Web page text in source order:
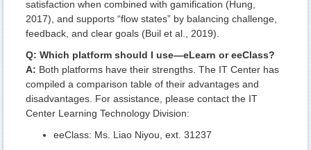
satisfaction when combined with gamification (Hung,
2017), and supports “flow states” by balancing challenge,
feedback, and clear goals (Buil et al., 2019).
Q: Which platform should I use—eLearn or eeClass?
A: Both platforms have their strengths. The IT Center has
compiled a comparison table of their advantages and
disadvantages. For assistance, please contact the IT
Center Learning Technology Division:
eeClass: Ms. Liao Niyou, ext. 31237